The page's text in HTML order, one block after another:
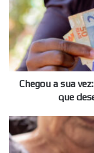
vez:
Governo
está
procurando
brasileiros
que
desejam
Bolsa
Família
Chegou a sua
que
É
possível
fazer